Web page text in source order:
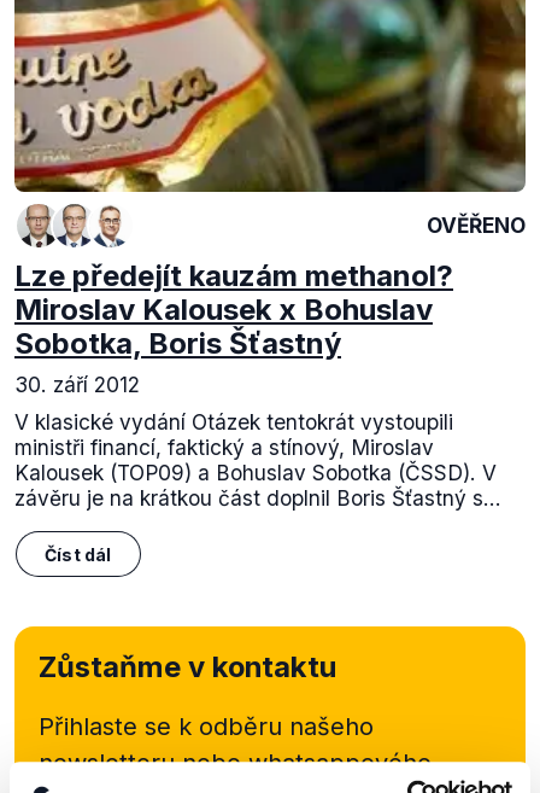
OVĚŘENO
Lze předejít kauzám methanol?
Miroslav Kalousek x Bohuslav
Sobotka, Boris Šťastný
30. září 2012
V klasické vydání Otázek tentokrát vystoupili
ministři financí, faktický a stínový, Miroslav
Kalousek (TOP09) a Bohuslav Sobotka (ČSSD). V
závěru je na krátkou část doplnil Boris Šťastný s...
Číst dál
Zůstaňme v kontaktu
Přihlaste se k odběru našeho
newsletteru nebowhatsappového